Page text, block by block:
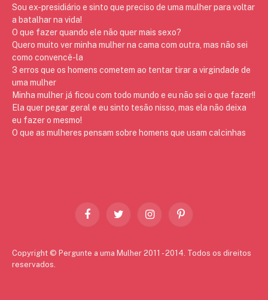
Sou ex-presidiário e sinto que preciso de uma mulher para voltar
a batalhar na vida!
O que fazer quando ele não quer mais sexo?
Quero muito ver minha mulher na cama com outra, mas não sei
como convencê-la
3 erros que os homens cometem ao tentar tirar a virgindade de
uma mulher
Minha mulher já ficou com todo mundo e eu não sei o que fazer!!
Ela quer pegar geral e eu sinto tesão nisso, mas ela não deixa
eu fazer o mesmo!
O que as mulheres pensam sobre homens que usam calcinhas
FacebookTwitter InstagramPinterest
Copyright © Pergunte a uma Mulher 2011 - 2014. Todos os direitos
reservados.